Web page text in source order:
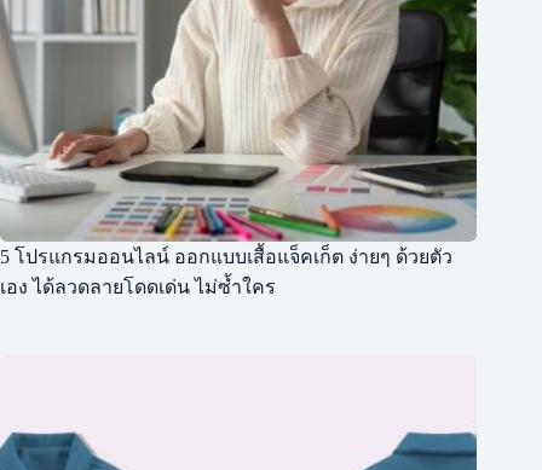
5 โปรแกรมออนไลน์ ออกแบบเสื้อแจ็คเก็ต ง่ายๆ ด้วยตัว
เอง ได้ลวดลายโดดเด่น ไม่ซ้ำใคร